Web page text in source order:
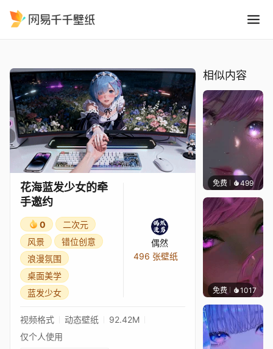
花海蓝发少女的牵
手邀约
0
二次元
风景
错位创意
浪漫氛围
桌面美学
蓝发少女
偶然
496 张壁纸
视频格式 动态壁纸
92.42M
仅个人使用
相似内容
免费 499辰东
免费 1017辰东